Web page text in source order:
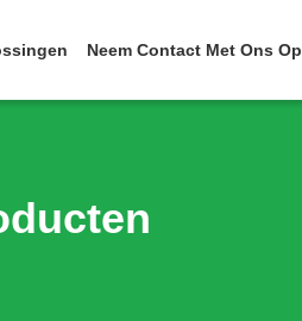
Neem Contact Met Ons Op